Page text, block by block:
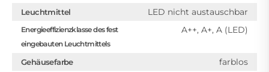
Leuchtmittel LED nicht austauschbar
Energieeffizienzklasse des fest
eingebauten Leuchtmittels
A++, A+, A (LED)
Gehäusefarbe farblos